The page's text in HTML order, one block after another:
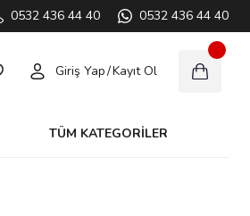
0532 436 44 40 0532 436 44 40
Giriş Yap/Kayıt Ol
TÜM KATEGORİLER